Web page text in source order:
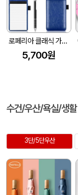
로페리아 클래식 가죽 리갈패드,볼펜세트
5,700원
수건/우산/욕실/생활
3단/5단우산